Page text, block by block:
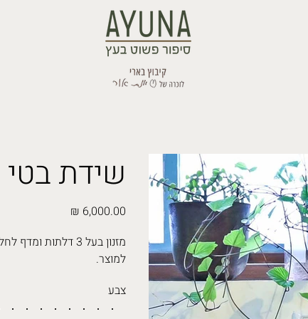
שידת בטי
מחיר
מזנון בעל 3
למוצר.
צבע